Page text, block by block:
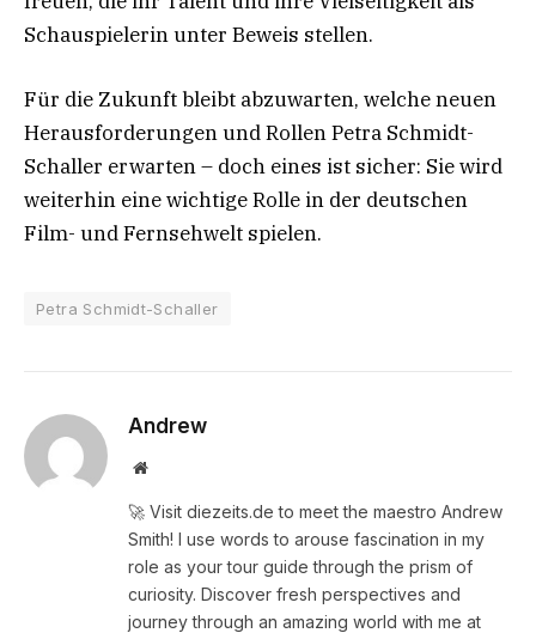
Schauspielerin unter Beweis stellen.
Für die Zukunft bleibt abzuwarten, welche neuen
Herausforderungen und Rollen Petra Schmidt-
Schaller erwarten – doch eines ist sicher: Sie wird
weiterhin eine wichtige Rolle in der deutschen
Film- und Fernsehwelt spielen.
Petra Schmidt-Schaller
Andrew
Website
🚀 Visit diezeits.de to meet the maestro Andrew
Smith! I use words to arouse fascination in my
role as your tour guide through the prism of
curiosity. Discover fresh perspectives and
journey through an amazing world with me at